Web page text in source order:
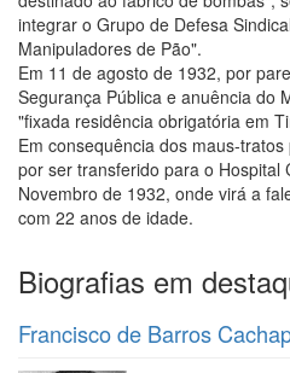
integrar o Grupo de Defesa
Manipuladores de Pão".
Em 11 de agosto de 1932, por
Segurança Pública e anuência do
"fixada residência obrigatória em
Em consequência dos maus-
por ser transferido para o Hospital
Novembro de 1932, onde virá a
com 22 anos de idade.
Biografias em
Francisco de Barros